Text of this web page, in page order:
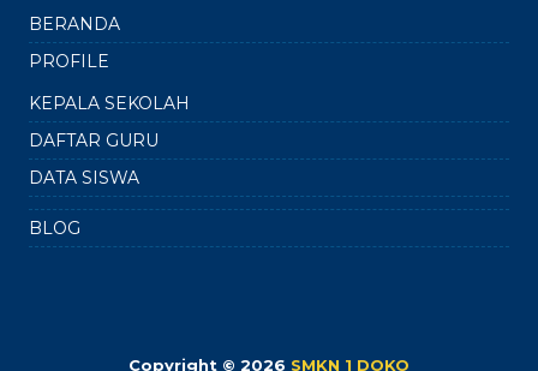
BERANDA
PROFILE
KEPALA SEKOLAH
DAFTAR GURU
DATA SISWA
BLOG
Copyright © 2026 SMKN 1 DOKO